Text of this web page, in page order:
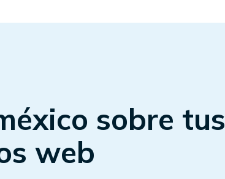
sobre tus
web